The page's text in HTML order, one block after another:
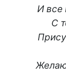
И все
С
Желаю